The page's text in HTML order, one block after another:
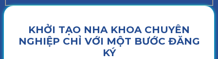
KHỞI TẠO NHA KHOA CHUYÊN
NGHIỆP CHỈ VỚI MỘT BƯỚC ĐĂNG
KÝ